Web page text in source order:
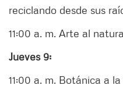
reciclando desde sus
11:00 a. m. Arte al
Jueves 9:
11:00 a. m. Botánica a